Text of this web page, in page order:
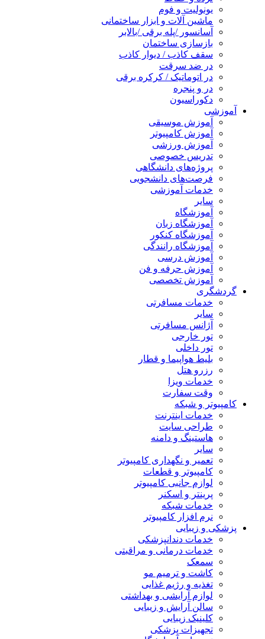
یونولیت و فوم
ماشین آلات و ابزار ساختمانی
آسانسور /پله برقی /بالابر
بازسازی ساختمان
سقف کاذب / دیوار کاذب
در ضد سرقت
در اتوماتیک / کرکره برقی
در و پنجره
دکوراسیون
آموزشی
آموزش موسیقی
آموزش کامپیوتر
آموزش ورزشی
تدریس خصوصی
پروژه‌های دانشگاهی
فرصت‌های دانشجویی
خدمات آموزشی
سایر
آموزشگاه
آموزشگاه زبان
آموزشگاه کنکور
آموزشگاه رانندگی
آموزش درسی
آموزش حرفه و فن
آموزش تخصصی
گردشگری
خدمات مسافرتی
سایر
آژانس مسافرتی
تور خارجی
تور داخلی
بلیط هواپیما و قطار
رزرو هتل
خدمات ویزا
وقت سفارت
کامپیوتر و شبکه
خدمات اینترنت
طراحی سایت
هاستینگ و دامنه
سایر
تعمیر و نگهداری کامپیوتر
کامپیوتر و قطعات
لوازم جانبی کامپیوتر
پرینتر و اسکنر
خدمات شبکه
نرم افزار کامپیوتر
پزشکی و زیبایی
خدمات دندانپزشکی
خدمات درمانی و مراقبتی
سمعک
کاشت و ترمیم مو
تغذیه و رژیم غذایی
لوازم آرایشی و بهداشتی
سالن آرایش و زیبایی
کلینیک زیبایی
تجهیزات پزشکی